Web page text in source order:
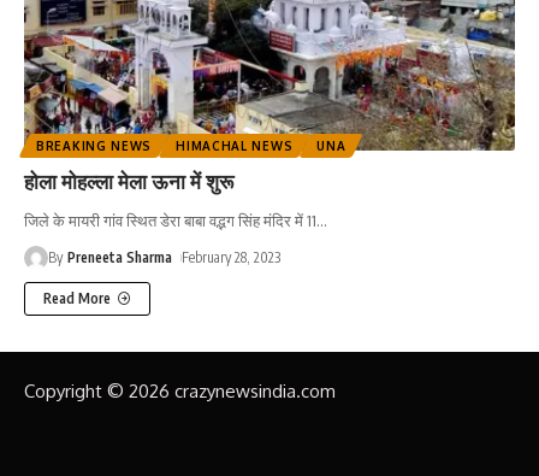
BREAKING NEWS HIMACHAL NEWS UNA
होला मोहल्ला मेला ऊना में शुरू
जिले के मायरी गांव स्थित डेरा बाबा वद्भग सिंह मंदिर में 11…
By Preneeta Sharma February 28, 2023
Read More
Copyright © 2026 crazynewsindia.com